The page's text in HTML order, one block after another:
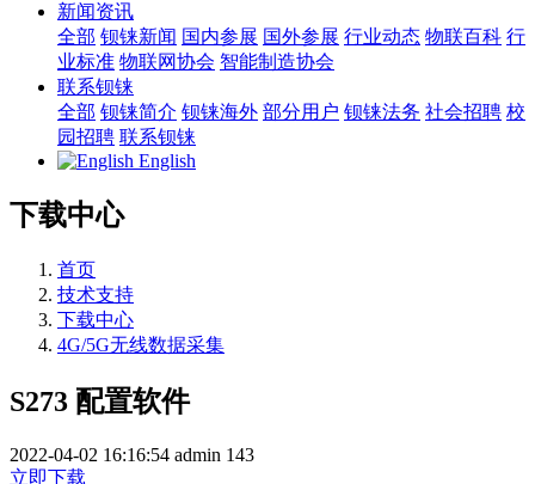
新闻资讯
全部 钡铼新闻 国内参展 国外参展 行业动态 物联百科 行
业标准 物联网协会 智能制造协会
联系钡铼
全部 钡铼简介 钡铼海外 部分用户 钡铼法务 社会招聘 校
园招聘 联系钡铼
English
下载中心
首页
技术支持
下载中心
4G/5G无线数据采集
S273 配置软件
2022-04-02 16:16:54 admin 143
立即下载